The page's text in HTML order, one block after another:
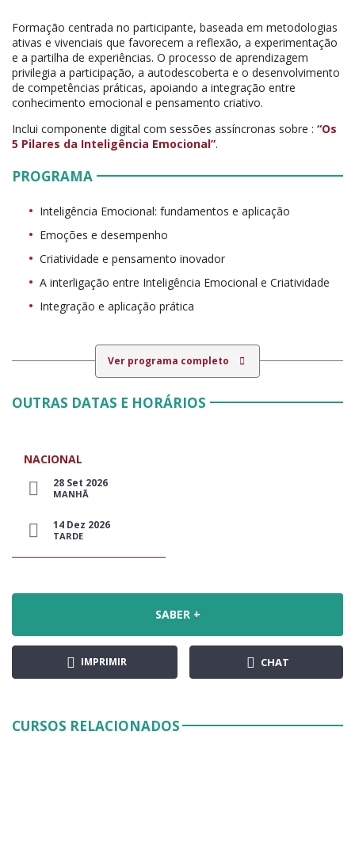
Formação centrada no participante, baseada em metodologias
ativas e vivenciais que favorecem a reflexão, a experimentação
e a partilha de experiências. O processo de aprendizagem
privilegia a participação, a autodescoberta e o desenvolvimento
de competências práticas, apoiando a integração entre
conhecimento emocional e pensamento criativo.
Inclui componente digital com sessões assíncronas sobre : “Os
5 Pilares da Inteligência Emocional”.
PROGRAMA
Inteligência Emocional: fundamentos e aplicação
Emoções e desempenho
Criatividade e pensamento inovador
A interligação entre Inteligência Emocional e Criatividade
Integração e aplicação prática
Ver programa completo
OUTRAS DATAS E HORÁRIOS
NACIONAL
28 Set 2026
MANHÃ
14 Dez 2026
TARDE
SABER +
IMPRIMIR CHAT
CURSOS RELACIONADOS